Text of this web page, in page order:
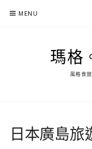
MENU
瑪格
風格食
日本廣島旅